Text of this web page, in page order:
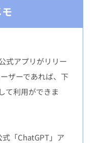
式アプリがリリー
ザーであれば、下
て利用ができま
式「ChatGPT」ア